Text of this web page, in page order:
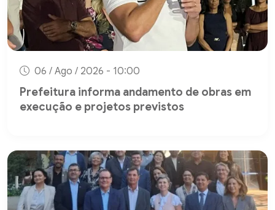
06 / Ago / 2026 - 10:00
Prefeitura informa andamento de obras em
execução e projetos previstos